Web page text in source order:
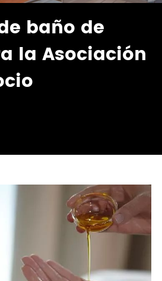
baño de
la Asociación